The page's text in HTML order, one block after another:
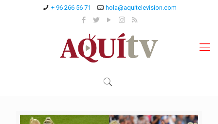
+ 96 266 56 71 hola@aquitelevision.com